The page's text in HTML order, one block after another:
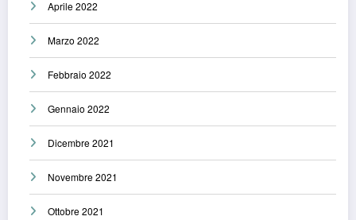
Aprile 2022
Marzo 2022
Febbraio 2022
Gennaio 2022
Dicembre 2021
Novembre 2021
Ottobre 2021